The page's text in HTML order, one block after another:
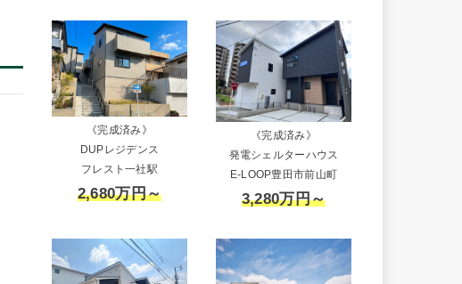
《完成済み》
DUPレジデンス
フレスト一社駅
2,680万円～
《完成済み》
発電シェルターハウス
E-LOOP豊田市前山町
3,280万円～